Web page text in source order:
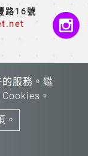
服務。繼
。
。
路16號
Atteipo.